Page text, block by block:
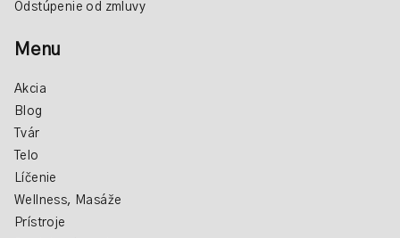
Odstúpenie od zmluvy
Menu
Akcia
Blog
Tvár
Telo
Líčenie
Wellness, Masáže
Prístroje